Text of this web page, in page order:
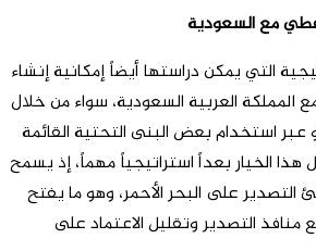
مع السعودية
التي يمكن دراستها أيضاً إمكانية إنشاء
العربية السعودية، سواء من خلال
استخدام بعض البنى التحتية القائمة
الخيار بعداً استراتيجياً مهماً، إذ يسمح
التصدير على البحر الأحمر، وهو ما يفتح
منافذ التصدير وتقليل الاعتماد على